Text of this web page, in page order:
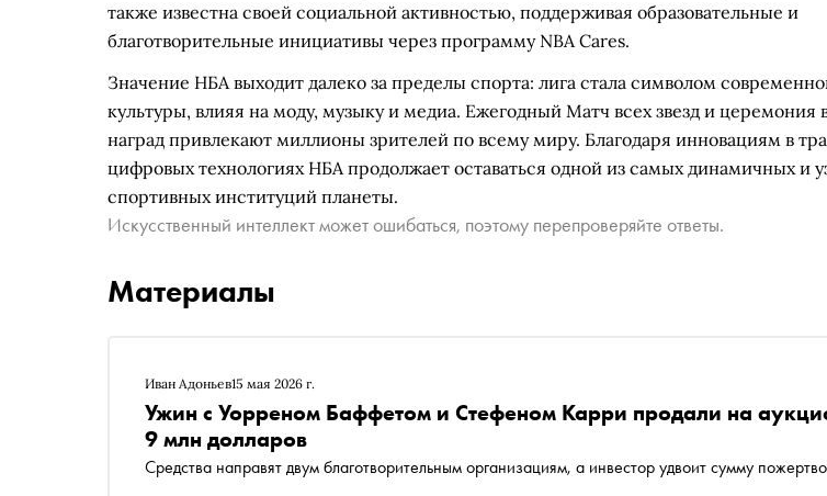
также известна своей социальной активностью, поддерживая образовательные и
благотворительные инициативы через программу NBA Cares.
Значение НБА выходит далеко за пределы спорта: лига стала символом
культуры, влияя на моду, музыку и медиа. Ежегодный Матч всех звезд и церемония
наград привлекают миллионы зрителей по всему миру. Благодаря инновациям в
цифровых технологиях НБА продолжает оставаться одной из самых динамичных и
спортивных институций планеты.
Искусственный интеллект может ошибаться, поэтому перепроверяйте ответы.
Материалы
Иван Адоньев15 мая 2026 г.
Ужин с Уорреном Баффетом и Стефеном Карри продали на
9 млн долларов
Средства направят двум благотворительным организациям, а инвестор удвоит сумму